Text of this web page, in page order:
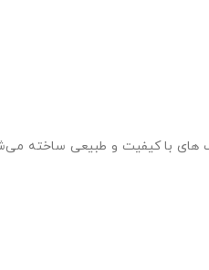
های با کیفیت و طبیعی ساخته